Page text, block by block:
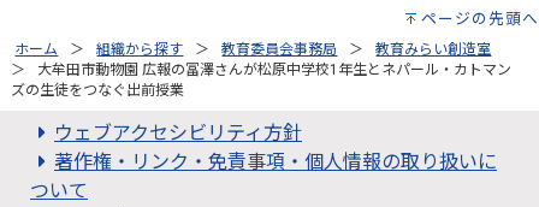
ページの先頭へ
ホーム 組織から探す 教育委員会事務局
教育みらい創造室
大牟田市動物園 広報の冨澤さんが松原中学校1年生とネパール・カトマン
ズの生徒をつなぐ出前授業
ウェブアクセシビリティ方針
著作権・リンク・免責事項・個人情報の取り扱いに
ついて